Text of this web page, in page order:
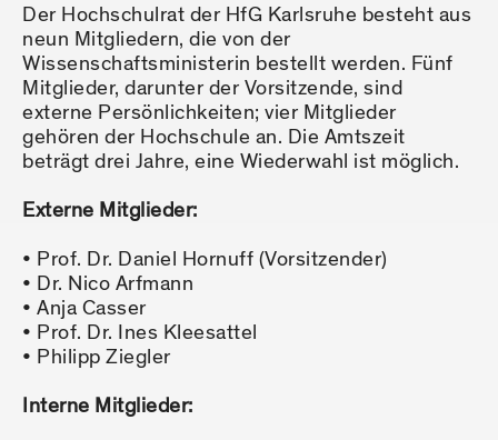
Der Hochschulrat der HfG Karlsruhe besteht aus
neun Mitgliedern, die von der
Wissenschaftsministerin bestellt werden. Fünf
Mitglieder, darunter der Vorsitzende, sind
externe Persönlichkeiten; vier Mitglieder
gehören der Hochschule an. Die Amtszeit
beträgt drei Jahre, eine Wiederwahl ist möglich.
Externe Mitglieder:
• Prof. Dr. Daniel Hornuff (Vorsitzender)
• Dr. Nico Arfmann
• Anja Casser
• Prof. Dr. Ines Kleesattel
• Philipp Ziegler
Interne Mitglieder: